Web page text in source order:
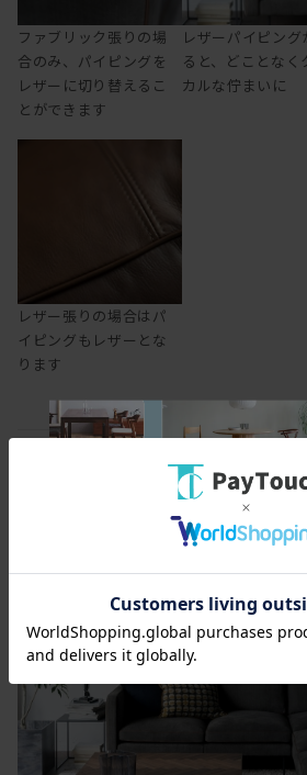
ファブリック張りの場
合のみ、パイピングを
レザーに切り替えるこ
とができます
レザーパイピング
ると、どことなく
カルな佇まいに
レザー張りの場合はパ
イピングもレザーとな
ります
各タイプを組み合わせることで、